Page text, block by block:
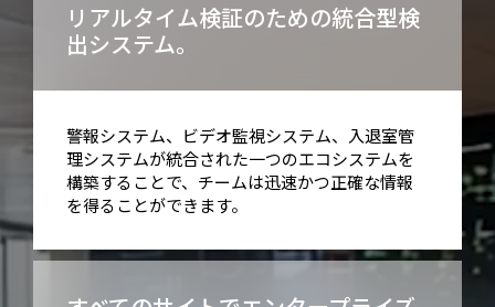
リアルタイム検証のための統合型検
出システム。
警報システム、ビデオ監視システム、入退室管
理システムが統合された一つのエコシステムを
構築することで、チームは迅速かつ正確な情報
を得ることができます。